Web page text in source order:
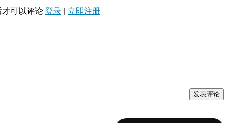
可以评论 登录 立即注册
发表评论